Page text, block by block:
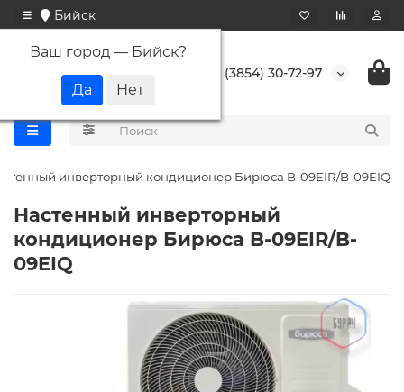
Бийск
Ваш город — Бийск?
+7 (3854) 30-72-97
инверторный кондиционер Бирюса B-09EIR/B-09EIQ
Настенный инверторный
кондиционер Бирюса B-09EIR/B-
09EIQ